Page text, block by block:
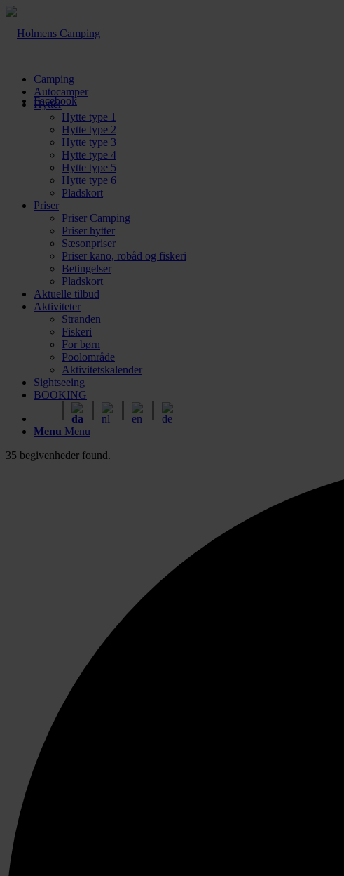
Facebook
Camping
Autocamper
Hytter
Hytte type 1
Hytte type 2
Hytte type 3
Hytte type 4
Hytte type 5
Hytte type 6
Pladskort
Priser
Priser Camping
Priser hytter
Sæsonpriser
Priser kano, robåd og fiskeri
Betingelser
Pladskort
Aktuelle tilbud
Aktiviteter
Stranden
Fiskeri
For børn
Poolområde
Aktivitetskalender
Sightseeing
BOOKING
Menu Menu
35 begivenheder found.